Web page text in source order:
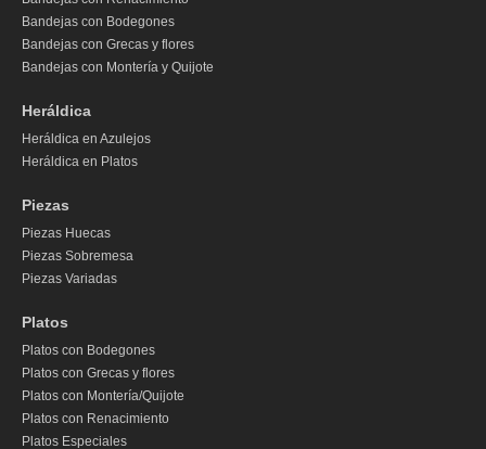
Bandejas con Bodegones
Bandejas con Grecas y flores
Bandejas con Montería y Quijote
Heráldica
Heráldica en Azulejos
Heráldica en Platos
Piezas
Piezas Huecas
Piezas Sobremesa
Piezas Variadas
Platos
Platos con Bodegones
Platos con Grecas y flores
Platos con Montería/Quijote
Platos con Renacimiento
Platos Especiales